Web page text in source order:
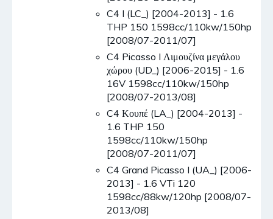
C4 I (LC_) [2004-2013] - 1.6
THP 150 1598cc/110kw/150hp
[2008/07-2011/07]
C4 Picasso I Λιμουζίνα μεγάλου
χώρου (UD_) [2006-2015] - 1.6
16V 1598cc/110kw/150hp
[2008/07-2013/08]
C4 Κουπέ (LA_) [2004-2013] -
1.6 THP 150
1598cc/110kw/150hp
[2008/07-2011/07]
C4 Grand Picasso I (UA_) [2006-
2013] - 1.6 VTi 120
1598cc/88kw/120hp [2008/07-
2013/08]